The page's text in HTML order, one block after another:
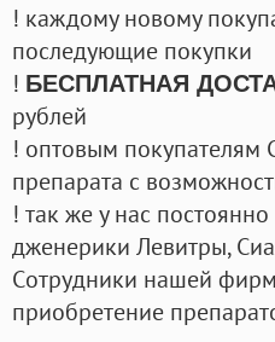
! каждому новому
последующие покупки
! БЕСПЛАТНАЯ
рублей
! оптовым
препарата с
! так же у нас
дженерики Левитры,
Cотрудники нашей
приобретение